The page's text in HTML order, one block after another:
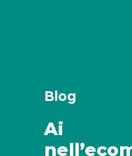
Blog
Ai